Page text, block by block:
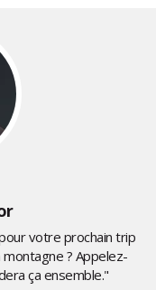
votre prochain trip
? Appelez-
ça ensemble."